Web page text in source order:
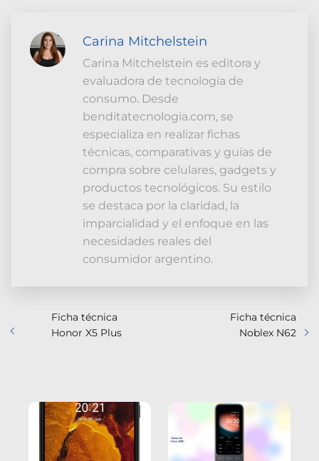
Carina Mitchelstein
Carina Mitchelstein es editora y
evaluadora de tecnología de
consumo. Desde
benditatecnologia.com, se
especializa en realizar fichas
técnicas, comparativas y guías de
compra sobre celulares, gadgets y
productos tecnológicos. Su estilo
se destaca por la claridad, la
imparcialidad y el enfoque en las
necesidades reales del
consumidor argentino.
Ficha técnica
Honor X5 Plus
Ficha técnica
Noblex N62